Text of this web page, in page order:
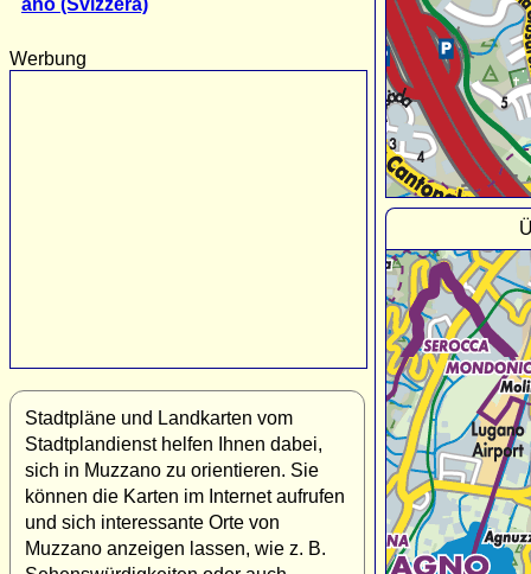
Werbung
Stadtpläne und Landkarten vom
Stadtplandienst helfen Ihnen dabei,
sich in Muzzano zu orientieren. Sie
können die Karten im Internet aufrufen
und sich interessante Orte von
Muzzano anzeigen lassen, wie z. B.